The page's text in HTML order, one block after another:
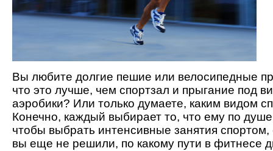
Вы любите долгие пешие или велосипедные
что это лучше, чем спортзал и прыгание под
аэробики? Или только думаете, каким видом
Конечно, каждый выбирает то, что ему по
чтобы выбрать интенсивные занятия
вы еще не решили, по какому пути в фитнесе